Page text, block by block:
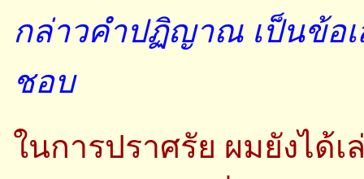
กล่าวคำปฏิญาณ เป็นข้อ
ชอบ
ในการปราศรัย ผมยังได้